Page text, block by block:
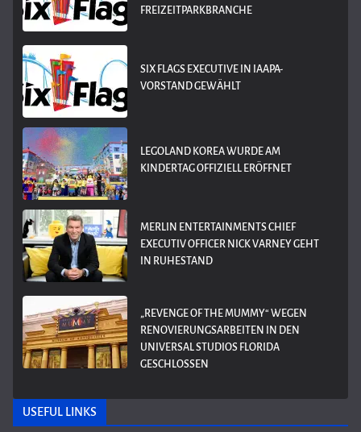
REIZEITPARKBRANCHE
SIX FLAGS EXECUTIVE IN IAAPA-
VORSTAND GEWÄHLT
LEGOLAND KOREA WURDE AM
KINDERTAG OFFIZIELL ERÖFFNET
MERLIN ENTERTAINMENTS CHIEF
EXECUTIV OFFICER NICK VARNEY GEHT
IN RUHESTAND
„REVENGE OF THE MUMMY“ WEGEN
RENOVIERUNGSARBEITEN IN DEN
UNIVERSAL STUDIOS FLORIDA
GESCHLOSSEN
USEFUL LINKS